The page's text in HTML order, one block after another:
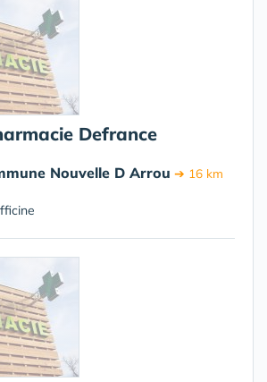
Defrance
Nouvelle D Arrou ➔ 16 km